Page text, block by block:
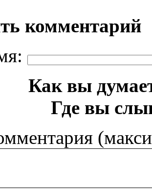
комментарий
Как вы
Где вы